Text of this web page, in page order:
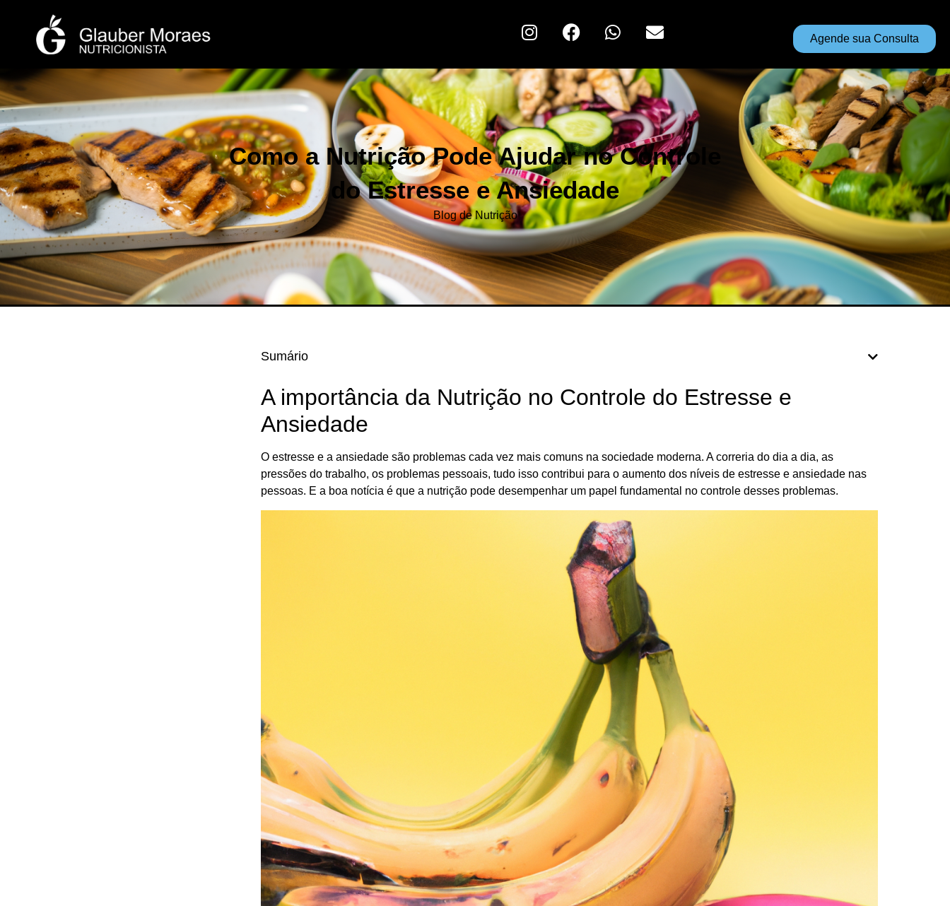
Agende sua Consulta
Como a Nutrição Pode Ajudar no Controle
do Estresse e Ansiedade
Blog de Nutrição
Sumário
A importância da Nutrição no Controle do Estresse e
Ansiedade
O estresse e a ansiedade são problemas cada vez mais comuns na sociedade moderna. A correria do dia a dia, as
pressões do trabalho, os problemas pessoais, tudo isso contribui para o aumento dos níveis de estresse e ansiedade nas
pessoas. E a boa notícia é que a nutrição pode desempenhar um papel fundamental no controle desses problemas.